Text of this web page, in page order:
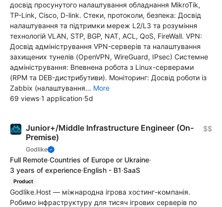
досвід просунутого налаштування обладнання MikroTik,
TP-Link, Cisco, D-link. Стеки, протоколи, безпека: Досвід
налаштування та підтримки мереж L2/L3 та розуміння
технологій VLAN, STP, BGP, NAT, ACL, QoS, FireWall. VPN:
Досвід адміністрування VPN-серверів та налаштування
захищених тунелів (OpenVPN, WireGuard, IPsec) Системне
адміністрування: Впевнена робота з Linux-серверами
(RPM та DEB-дистрибутиви). Моніторинг: Досвід роботи із
Zabbix (налаштування... More
69 views·1 application·5d
Junior+/Middle Infrastructure Engineer (On-
Premise)
Godlike
$$
Full Remote·Countries of Europe or Ukraine·
3 years of experience·English - B1·SaaS
Product
Godlike.Host — міжнародна ігрова хостинг-компанія.
Робимо інфраструктуру для тисяч ігрових серверів по